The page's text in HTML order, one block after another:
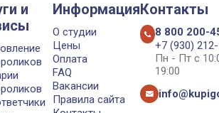
и
Информация
О студии
Цены
Оплата
FAQ
Вакансии
Правила сайта
Контакты
8 800 200-
+7 (930)
Пн - Пт с
19:00